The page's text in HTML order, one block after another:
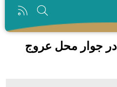
جوار محل عروج